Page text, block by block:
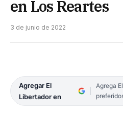
en Los Reartes
3 de junio de 2022
Agregar El
Libertador en
Agrega